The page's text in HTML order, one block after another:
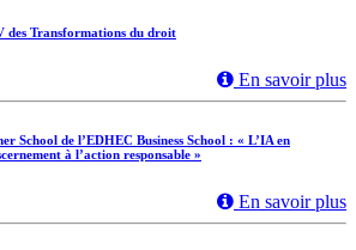
des Transformations du droit
En savoir plus
School de l’EDHEC Business School : « L’IA en
à l’action responsable »
En savoir plus